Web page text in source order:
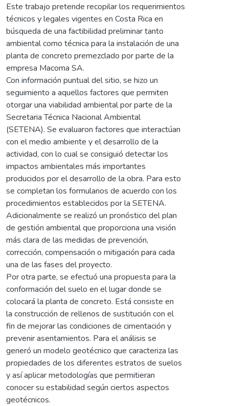
Este trabajo pretende recopilar los requerimientos
técnicos y legales vigentes en Costa Rica en
búsqueda de una factibilidad preliminar tanto
ambiental como técnica para la instalación de una
planta de concreto premezclado por parte de la
empresa Macoma SA.
Con información puntual del sitio, se hizo un
seguimiento a aquellos factores que permiten
otorgar una viabilidad ambiental por parte de la
Secretaria Técnica Nacional Ambiental
(SETENA). Se evaluaron factores que interactúan
con el medio ambiente y el desarrollo de la
actividad, con lo cual se consiguió detectar los
impactos ambientales más importantes
producidos por el desarrollo de la obra. Para esto
se completan los formularios de acuerdo con los
procedimientos establecidos por la SETENA.
Adicionalmente se realizó un pronóstico del plan
de gestión ambiental que proporciona una visión
más clara de las medidas de prevención,
corrección, compensación o mitigación para cada
una de las fases del proyecto.
Por otra parte, se efectuó una propuesta para la
conformación del suelo en el lugar donde se
colocará la planta de concreto. Está consiste en
la construcción de rellenos de sustitución con el
fin de mejorar las condiciones de cimentación y
prevenir asentamientos. Para el análisis se
generó un modelo geotécnico que caracteriza las
propiedades de los diferentes estratos de suelos
y así aplicar metodologías que permitieran
conocer su estabilidad según ciertos aspectos
geotécnicos.